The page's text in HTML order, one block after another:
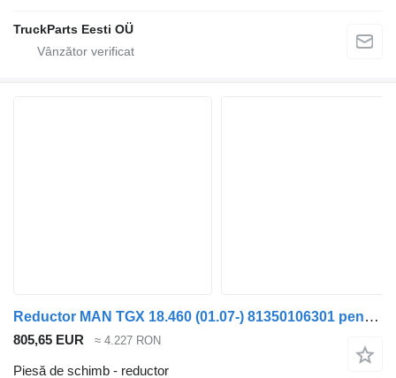
TruckParts Eesti OÜ
Reductor MAN TGX 18.460 (01.07-) 81350106301 pentru cap tractor MAN TGL, TGM, TGS, TGX (2005-2021)
805,65 EUR ≈ 4.227 RON
Piesă de schimb - reductor